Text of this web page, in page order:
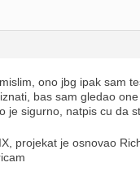
ono jbg ipak sam
bas sam gledao
je sigurno, natpis cu da
projekat je osnovao